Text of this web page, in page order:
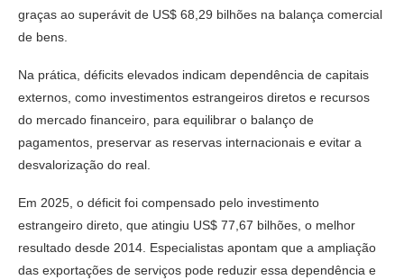
graças ao superávit de US$ 68,29 bilhões na balança comercial
de bens.
Na prática, déficits elevados indicam dependência de capitais
externos, como investimentos estrangeiros diretos e recursos
do mercado financeiro, para equilibrar o balanço de
pagamentos, preservar as reservas internacionais e evitar a
desvalorização do real.
Em 2025, o déficit foi compensado pelo investimento
estrangeiro direto, que atingiu US$ 77,67 bilhões, o melhor
resultado desde 2014. Especialistas apontam que a ampliação
das exportações de serviços pode reduzir essa dependência e